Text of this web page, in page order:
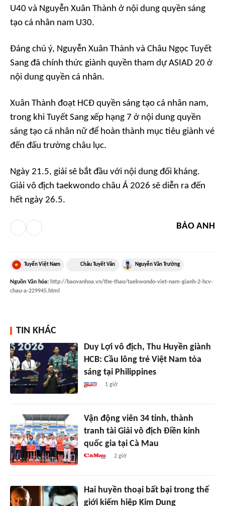
U40 và Nguyễn Xuân Thành ở nội dung quyền sáng
tạo cá nhân nam U30.
Đáng chú ý, Nguyễn Xuân Thành và Châu Ngọc Tuyết
Sang đã chính thức giành quyền tham dự ASIAD 20 ở
nội dung quyền cá nhân.
Xuân Thành đoạt HCĐ quyền sáng tạo cá nhân nam,
trong khi Tuyết Sang xếp hạng 7 ở nội dung quyền
sáng tạo cá nhân nữ để hoàn thành mục tiêu giành vé
đến đấu trường châu lục.
Ngày 21.5, giải sẽ bắt đầu với nội dung đối kháng.
Giải vô địch taekwondo châu Á 2026 sẽ diễn ra đến
hết ngày 26.5.
BẢO ANH
Tuyển Việt Nam Châu Tuyết Vân Nguyễn Văn Trường
Nguồn Văn hóa: http://baovanhoa.vn/the-thao/taekwondo-viet-nam-gianh-2-hcv-
chau-a-229945.html
TIN KHÁC
Duy Lợi vô địch, Thu Huyền giành
HCB: Cầu lông trẻ Việt Nam tỏa
sáng tại Philippines
1 giờ
Vận động viên 34 tỉnh, thành
tranh tài Giải vô địch Điền kinh
quốc gia tại Cà Mau
2 giờ
Hai huyền thoại bất bại trong thế
giới kiếm hiệp Kim Dung